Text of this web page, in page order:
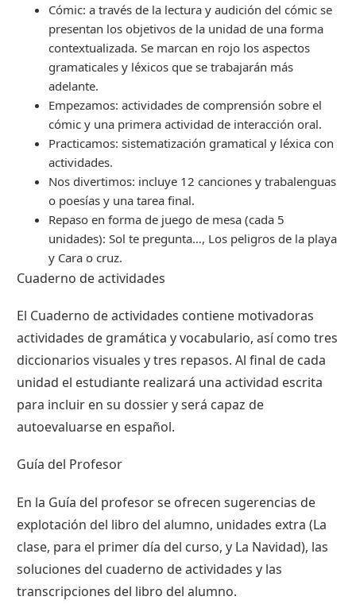
Cómic: a través de la lectura y audición del cómic se
presentan los objetivos de la unidad de una forma
contextualizada. Se marcan en rojo los aspectos
gramaticales y léxicos que se trabajarán más
adelante.
Empezamos: actividades de comprensión sobre el
cómic y una primera actividad de interacción oral.
Practicamos: sistematización gramatical y léxica con
actividades.
Nos divertimos: incluye 12 canciones y trabalenguas
o poesías y una tarea final.
Repaso en forma de juego de mesa (cada 5
unidades): Sol te pregunta…, Los peligros de la playa
y Cara o cruz.
Cuaderno de actividades
El Cuaderno de actividades contiene motivadoras
actividades de gramática y vocabulario, así como tres
diccionarios visuales y tres repasos. Al final de cada
unidad el estudiante realizará una actividad escrita
para incluir en su dossier y será capaz de
autoevaluarse en español.
Guía del Profesor
En la Guía del profesor se ofrecen sugerencias de
explotación del libro del alumno, unidades extra (La
clase, para el primer día del curso, y La Navidad), las
soluciones del cuaderno de actividades y las
transcripciones del libro del alumno.